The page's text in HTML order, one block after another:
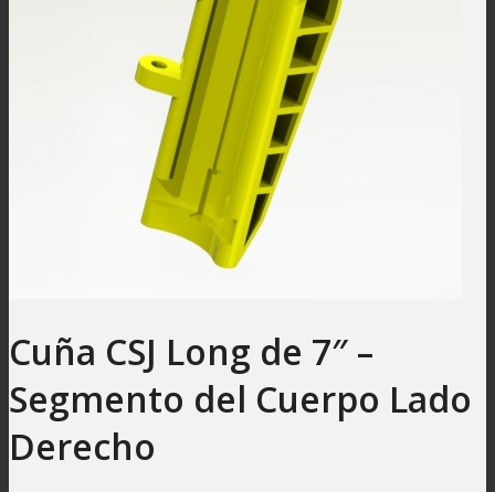
Cuña CSJ Long de 7″ –
Segmento del Cuerpo Lado
Derecho